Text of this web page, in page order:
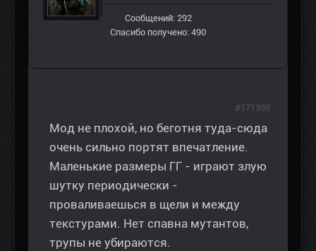
Сообщений: 292
Спасибо получено: 490
Мод не плохой, но беготня туда-сюда
очень сильно портят впечатление.
Маленькие размеры ГГ - играют злую
шутку периодически -
проваливаешься в щели и между
текстурами. Нет спавна мутантов,
трупы не убираются.
#171395